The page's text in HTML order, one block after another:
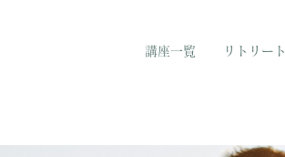
講座一覧 リトリート